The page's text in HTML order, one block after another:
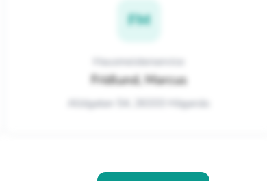
FM
Hausmeisterservice
Fridlund, Marcus
Allégatan 54, 26333 Höganäs